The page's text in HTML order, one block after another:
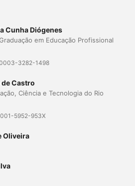
Cunha Diógenes
em Educação Profissional
3282-1498
Castro
Ciência e Tecnologia do Rio
5952-953X
Oliveira